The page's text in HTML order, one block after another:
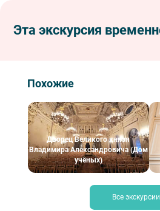
Лекция «Французы в
Петербурга.
Эта экскурсия
Похожие
Дворец Великого князя
Владимира Александровича (Дом
учёных)
Все экскурсии